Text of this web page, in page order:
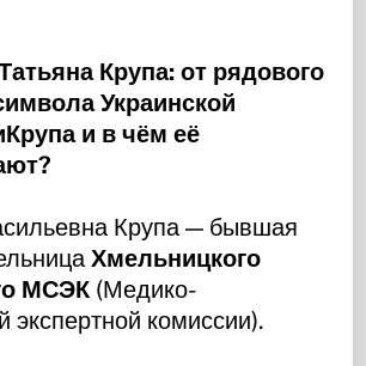
Крупа: от рядового
Украинской
и в чём её
Крупа — бывшая
Хмельницкого
МСЭК (Медико-
экспертной комиссии).